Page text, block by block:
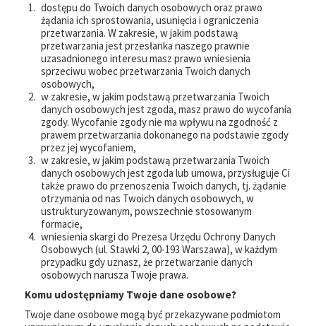
dostępu do Twoich danych osobowych oraz prawo
żądania ich sprostowania, usunięcia i ograniczenia
przetwarzania. W zakresie, w jakim podstawą
przetwarzania jest przesłanka naszego prawnie
uzasadnionego interesu masz prawo wniesienia
sprzeciwu wobec przetwarzania Twoich danych
osobowych,
w zakresie, w jakim podstawą przetwarzania Twoich
danych osobowych jest zgoda, masz prawo do wycofania
zgody. Wycofanie zgody nie ma wpływu na zgodność z
prawem przetwarzania dokonanego na podstawie zgody
przez jej wycofaniem,
w zakresie, w jakim podstawą przetwarzania Twoich
danych osobowych jest zgoda lub umowa, przysługuje Ci
także prawo do przenoszenia Twoich danych, tj. żądanie
otrzymania od nas Twoich danych osobowych, w
ustrukturyzowanym, powszechnie stosowanym
formacie,
wniesienia skargi do Prezesa Urzędu Ochrony Danych
Osobowych (ul. Stawki 2, 00-193 Warszawa), w każdym
przypadku gdy uznasz, że przetwarzanie danych
osobowych narusza Twoje prawa.
Komu udostępniamy Twoje dane osobowe?
Twoje dane osobowe mogą być przekazywane podmiotom